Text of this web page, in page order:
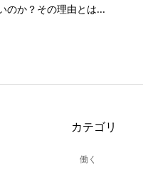
のか？その理由とは...
カテゴリ
働く